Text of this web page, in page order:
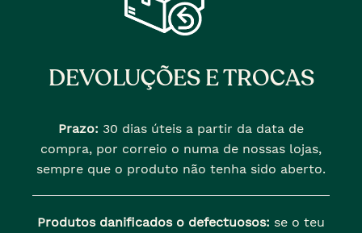
DEVOLUÇÕES E TROCAS
Prazo: 30 dias úteis a partir da data de
compra, por correio o numa de nossas lojas,
sempre que o produto não tenha sido aberto.
Produtos danificados o defectuosos: se o teu